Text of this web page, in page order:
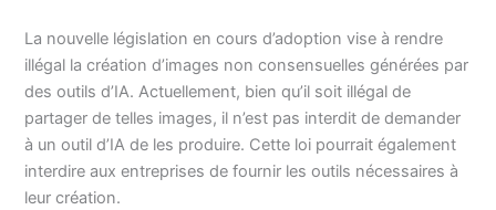
La nouvelle législation en cours d’adoption vise à rendre
illégal la création d’images non consensuelles générées par
des outils d’IA. Actuellement, bien qu’il soit illégal de
partager de telles images, il n’est pas interdit de demander
à un outil d’IA de les produire. Cette loi pourrait également
interdire aux entreprises de fournir les outils nécessaires à
leur création.